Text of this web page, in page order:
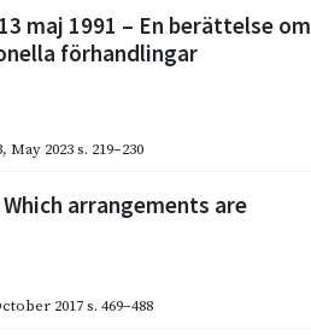
maj 1991 – En berättelse om
förhandlingar
,May 2023 s. 219–230
arrangements are
2017 s. 469–488